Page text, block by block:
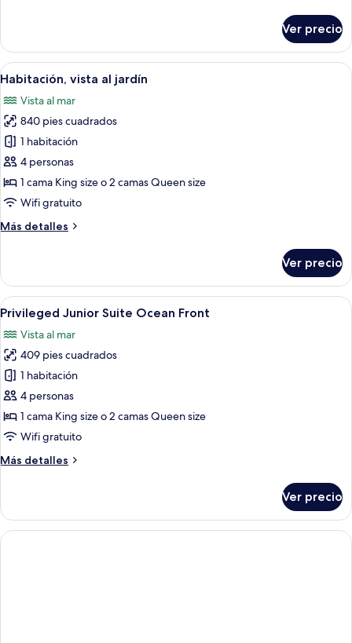
vista
al
jardín
Ver precio
Abrir
todas
las
fotos
de
Habitación,
vista
al
Un balcón con pared de piedra, una
4
Habitación, vista al jardín
Vista al mar
840 pies cuadrados
1 habitación
4 personas
1 cama King size o 2 camas Queen size
Wifi gratuito
Más detalles
Más
vista
al
jardín
Ver precio
Abrir
todas
las
fotos
de
Privileged
Junior
Suite
Front
Habitación de hotel con una cama
6
Privileged Junior Suite Ocean Front
Vista al mar
409 pies cuadrados
1 habitación
4 personas
1 cama King size o 2 camas Queen size
Wifi gratuito
Más detalles
Más
Junior
Suite
Ocean
Ver precio